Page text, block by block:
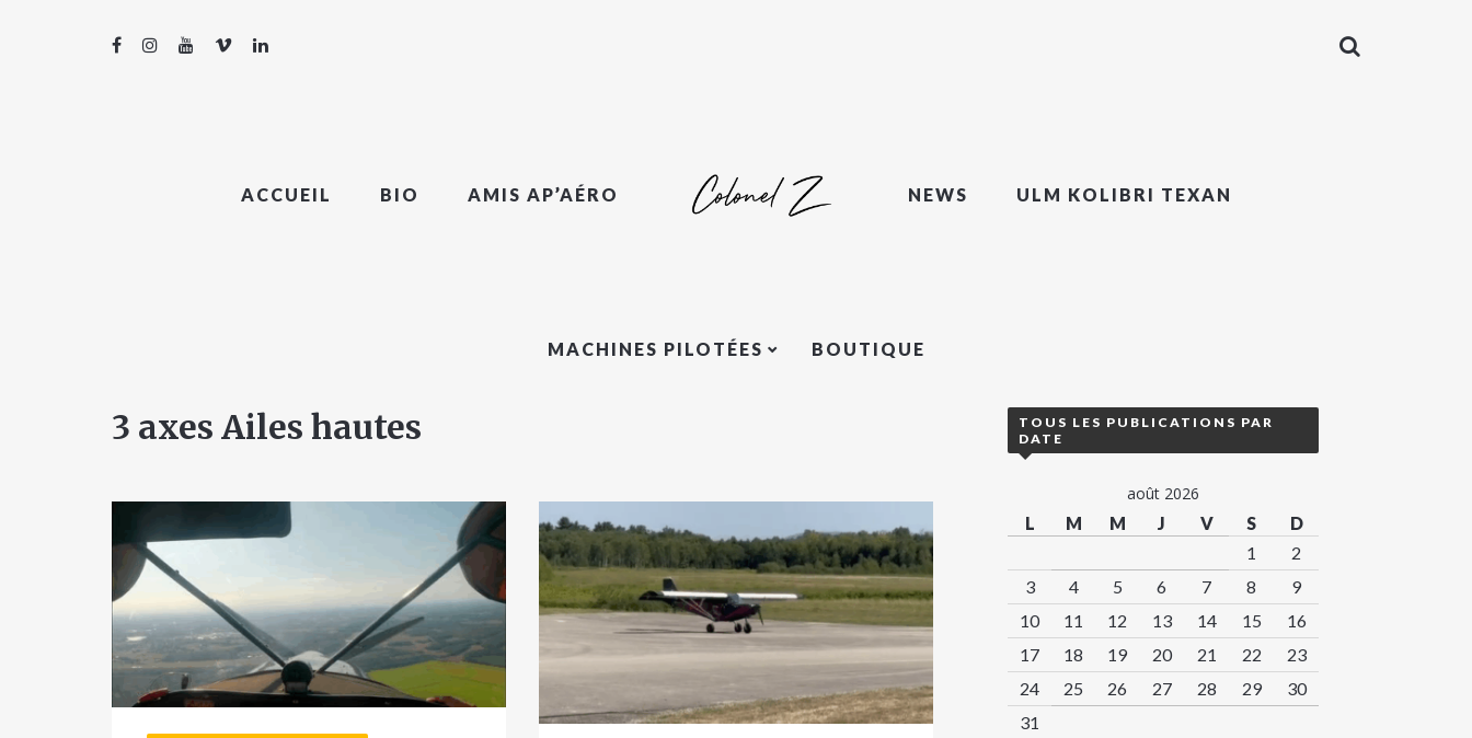
ACCUEIL BIO AMIS AP’AÉRO NEWS ULM KOLIBRI TEXAN
MACHINES PILOTÉES BOUTIQUE
TOUS LES PUBLICATIONS PAR
DATE
août 2026
L
M M J V S
D
1
2
3
4 5 6 7 8
9
10
11 12 13 14 15
16
17
18 19 20 21 22
23
24
25 26 27 28 29
30
31
3 axes Ailes hautes